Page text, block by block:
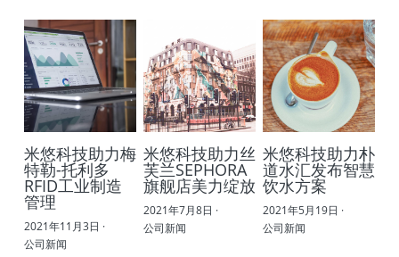
组织架构
合作伙伴
智能硬件定制化
RFID标签定制化
RFID智能样品展示
叉车蓝牙RFID套件
RFID无人值守车库管理
RFID仓库管理
产品展示
新闻动态
公司新闻
知识广场
联系我们
米悠科技助力梅
特勒-托利多
RFID工业制造
管理
2021年11月3日 ·
公司新闻
米悠科技助力丝
芙兰SEPHORA
旗舰店美力绽放
2021年7月8日 ·
公司新闻
米悠科技助力朴
道水汇发布智慧
饮水方案
2021年5月19日 ·
公司新闻